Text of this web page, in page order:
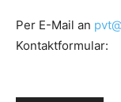
Per E-Mail an
Kontaktformular: